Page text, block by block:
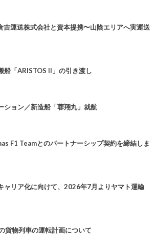
運送株式会社と資本提携〜山陰エリアへ実運送
船「ARISTOS II」の引き渡し
ション／新造船「蓉翔丸」就航
F1 Teamとのパートナーシップ契約を締結しま
ャリア化に向けて、2026年7月よりヤマト運輸
貨物列車の運転計画について